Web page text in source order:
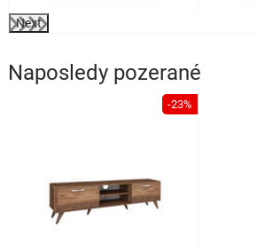
Next
Naposledy pozerané
-23%